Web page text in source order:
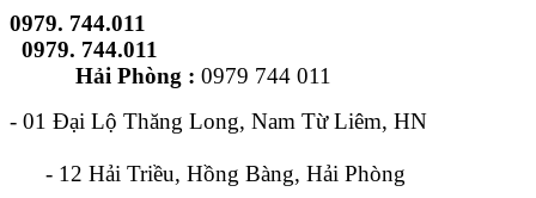
0979. 744.011
0979. 744.011
Hải Phòng : 0979 744 011
- 01 Đại Lộ Thăng Long, Nam Từ Liêm, HN
- 12 Hải Triều, Hồng Bàng, Hải Phòng